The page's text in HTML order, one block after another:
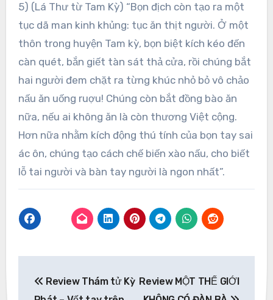
5) (Lá Thư từ Tam Kỳ) “Bọn địch còn tạo ra một
tục dã man kinh khủng: tục ăn thịt người. Ở một
thôn trong huyện Tam kỳ, bọn biệt kích kéo đến
càn quét, bắn giết tàn sát thả cửa, rồi chúng bắt
hai người đem chặt ra từng khúc nhỏ bỏ vô chảo
nấu ăn uống ruợu! Chúng còn bắt đồng bào ăn
nữa, nếu ai không ăn là còn thương Việt cộng.
Hơn nữa nhằm kích động thú tính của bọn tay sai
ác ôn, chúng tạo cách chế biến xào nấu, cho biết
lỗ tai người và bàn tay người là ngon nhất”.
navigation
Review Thám tử Kỳ Review MỘT THẾ GIỚI